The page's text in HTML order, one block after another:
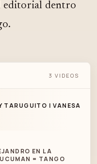
editorial dentro
3 VIDEOS
TARUGUITO | VANESA
EN LA
= TANGO